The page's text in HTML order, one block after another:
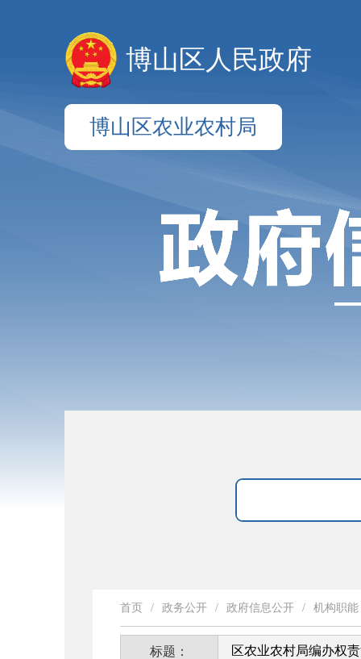
博山区人民政府
博山区农业农村局
首页 / 政务公开 / 政府信息公开 / 机构职能
标题： 区农业农村局编办权